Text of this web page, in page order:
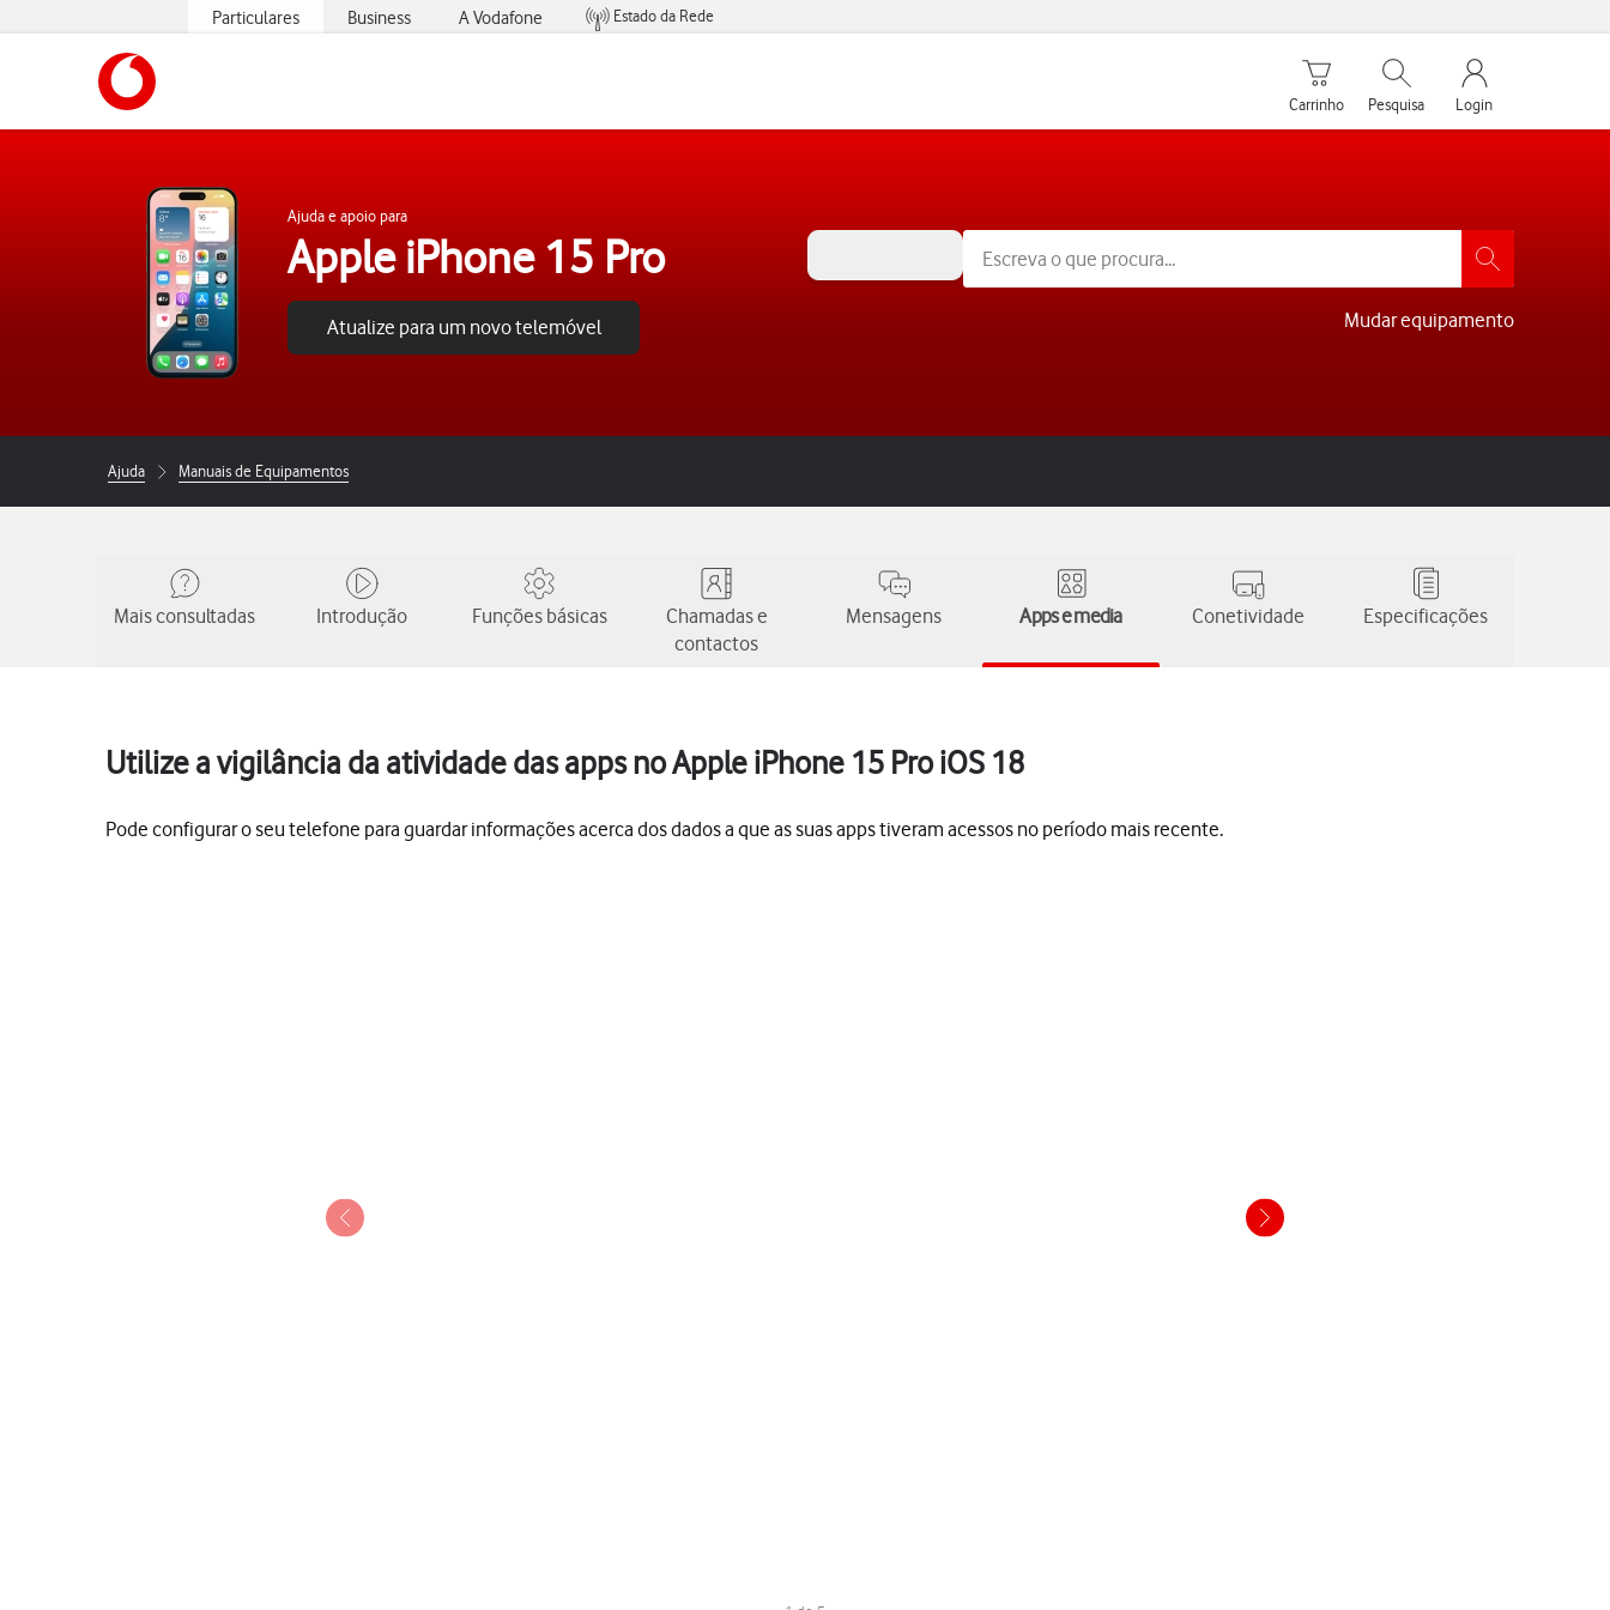
Particulares Business A Vodafone
Estado da Rede
Carrinho de compras
Carrinho
Pesquisar
Pesquisa
My Vodafone
Login
Ajuda e apoio para
Apple iPhone 15 Pro
Atualize para um novo telemóvel Mudar equipamento
Ajuda Manuais de Equipamentos
Mais consultadas Introdução Funções básicas
Chamadas e
contactos
Mensagens Apps e media Conetividade Especificações
Utilize a vigilância da atividade das apps no Apple iPhone 15 Pro iOS 18
Pode configurar o seu telefone para guardar informações acerca dos dados a que as suas apps tiveram acessos no período mais recente.